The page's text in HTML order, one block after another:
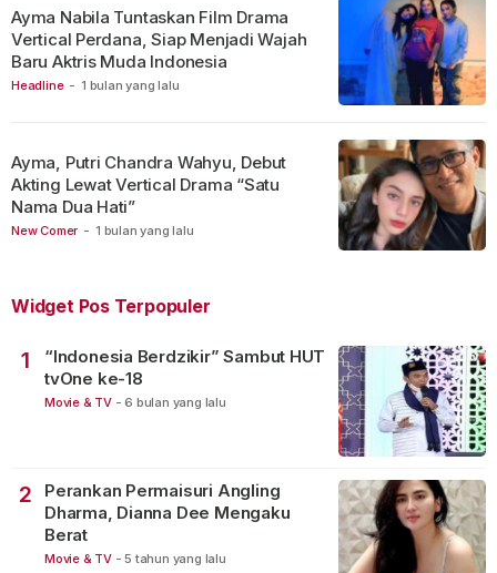
Headline - 1 bulan yang lalu
Ayma Nabila Tuntaskan Film Drama
Vertical Perdana, Siap Menjadi Wajah
Baru Aktris Muda Indonesia
New Comer - 1 bulan yang lalu
Ayma, Putri Chandra Wahyu, Debut
Akting Lewat Vertical Drama “Satu
Nama Dua Hati”
Widget Pos Terpopuler
1
“Indonesia Berdzikir” Sambut HUT
tvOne ke-18
Movie & TV - 6 bulan yang lalu
2
Perankan Permaisuri Angling
Dharma, Dianna Dee Mengaku
Berat
Movie & TV - 5 tahun yang lalu